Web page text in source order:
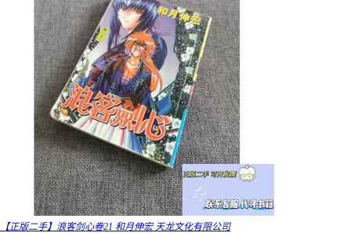
【正版二手】浪客剑心卷21 和月伸宏 天龙文化有限公司